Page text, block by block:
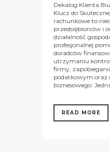
Dekalog Klienta
Klucz do
rachunkowe to
przedsiębiorców i
działalność
profesjonalnej
doradców
utrzymaniu
firmy,
podatkowym oraz
biznesowego.
READ MORE